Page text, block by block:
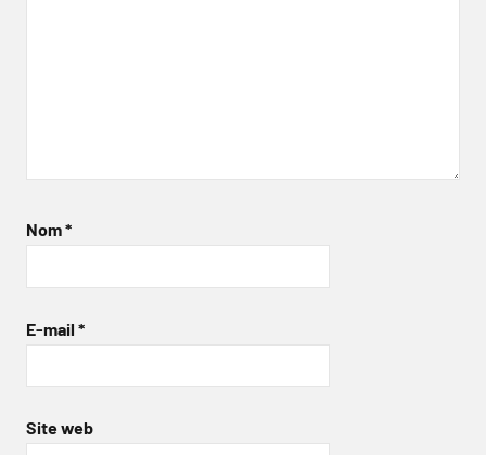
Nom*
E-mail *
Site web